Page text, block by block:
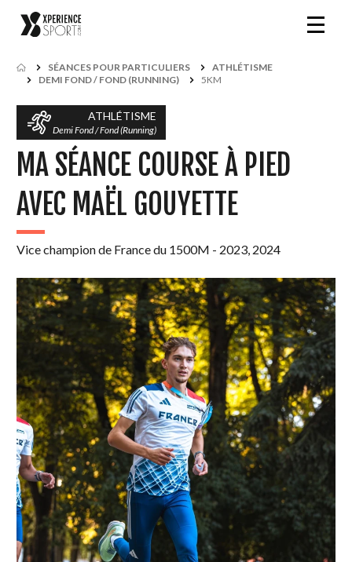
SÉANCES POUR PARTICULIERS
ATHLÉTISME
DEMI FOND / FOND (RUNNING)
5KM
ATHLÉTISME
Demi Fond / Fond (Running)
MA SÉANCE COURSE À PIED
AVEC MAËL GOUYETTE
Vice champion de France du 1500M - 2023, 2024